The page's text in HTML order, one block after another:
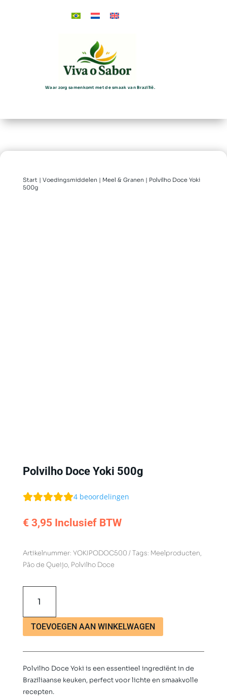
Waar zorg samenkomt met de smaak van Brazilië.
Start| Voedingsmiddelen | Meel & Granen | Polvilho Doce Yoki
500g
Polvilho Doce Yoki 500g
4beoordelingen
€ 3,95 Inclusief BTW
Artikelnummer: YOKIPODOC500 Tags: Meelproducten,
Pão de Queijo, Polvilho Doce
Doce
Yoki
500g
aantal
TOEVOEGEN AAN WINKELWAGEN
Polvilho Doce Yoki is een essentieel ingrediënt in de
Braziliaanse keuken, perfect voor lichte en smaakvolle
recepten.